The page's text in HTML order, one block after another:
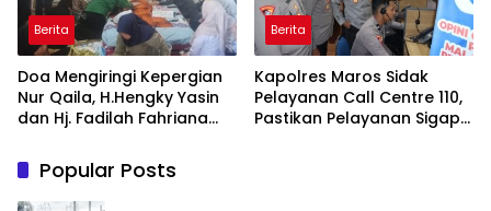
Berita
Doa Mengiringi Kepergian
Nur Qaila, H.Hengky Yasin
dan Hj. Fadilah Fahriana
Keluarga
Berita
Kapolres Maros Sidak
Pelayanan Call Centre 110,
Pastikan Pelayanan Sigap
Popular Posts